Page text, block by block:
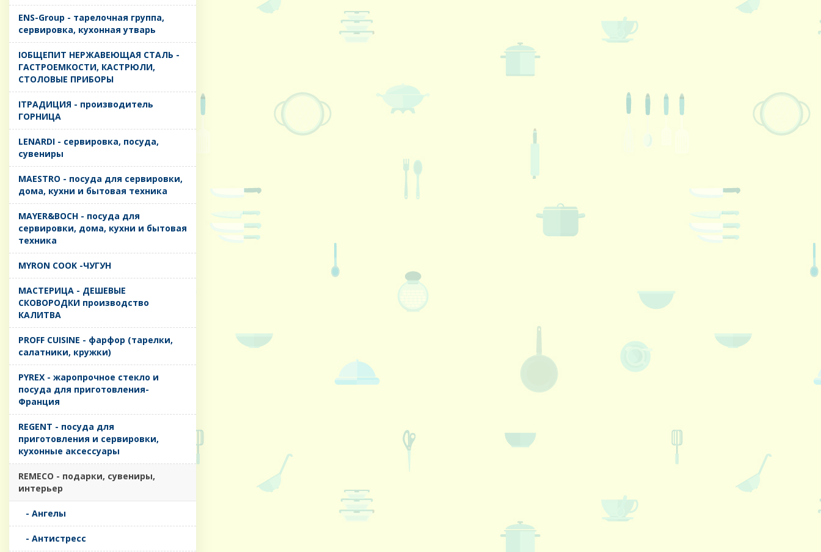
ENS-Group - тарелочная группа,
сервировка, кухонная утварь
IОБЩЕПИТ НЕРЖАВЕЮЩАЯ СТАЛЬ -
ГАСТРОЕМКОСТИ, КАСТРЮЛИ,
СТОЛОВЫЕ ПРИБОРЫ
IТРАДИЦИЯ - производитель
ГОРНИЦА
LENARDI - сервировка, посуда,
сувениры
MAESTRO - посуда для сервировки,
дома, кухни и бытовая техника
MAYER&BOCH - посуда для
сервировки, дома, кухни и бытовая
техника
MYRON COOK -ЧУГУН
MАСТЕРИЦА - ДЕШЕВЫЕ
СКОВОРОДКИ производство
КАЛИТВА
PROFF CUISINE - фарфор (тарелки,
салатники, кружки)
PYREX - жаропрочное стекло и
посуда для приготовления-
Франция
REGENT - посуда для
приготовления и сервировки,
кухонные аксессуары
REMECO - подарки, сувениры,
интерьер
- Ангелы
- Антистресс